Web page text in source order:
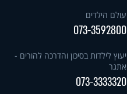
עולם הילדים
073-3592800
יעוץ לילדות בסיכון והדרכה להורים -
אתגר
073-3333320